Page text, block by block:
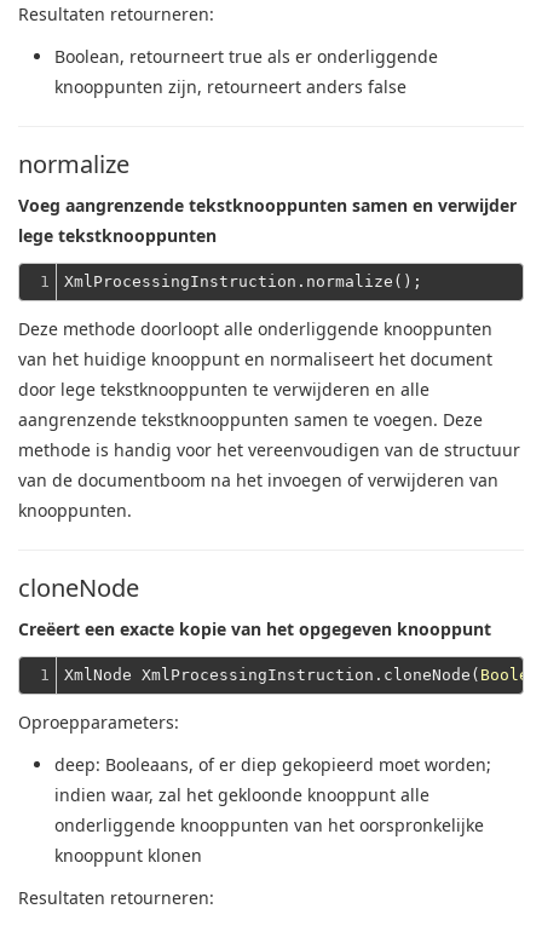
Resultaten retourneren:
Boolean, retourneert true als er onderliggende
knooppunten zijn, retourneert anders false
normalize
Voeg aangrenzende tekstknooppunten samen en verwijder
lege tekstknooppunten
1
Deze methode doorloopt alle onderliggende knooppunten
van het huidige knooppunt en normaliseert het document
door lege tekstknooppunten te verwijderen en alle
aangrenzende tekstknooppunten samen te voegen. Deze
methode is handig voor het vereenvoudigen van de structuur
van de documentboom na het invoegen of verwijderen van
knooppunten.
cloneNode
Creëert een exacte kopie van het opgegeven knooppunt
1 XmlNode XmlProcessingInstruction.cloneNode(
Oproepparameters:
deep: Booleaans, of er diep gekopieerd moet worden;
indien waar, zal het gekloonde knooppunt alle
onderliggende knooppunten van het oorspronkelijke
knooppunt klonen
Resultaten retourneren: